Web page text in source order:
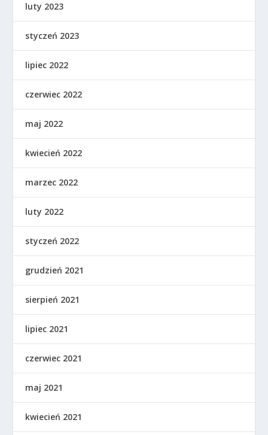
luty 2023
styczeń 2023
lipiec 2022
czerwiec 2022
maj 2022
kwiecień 2022
marzec 2022
luty 2022
styczeń 2022
grudzień 2021
sierpień 2021
lipiec 2021
czerwiec 2021
maj 2021
kwiecień 2021